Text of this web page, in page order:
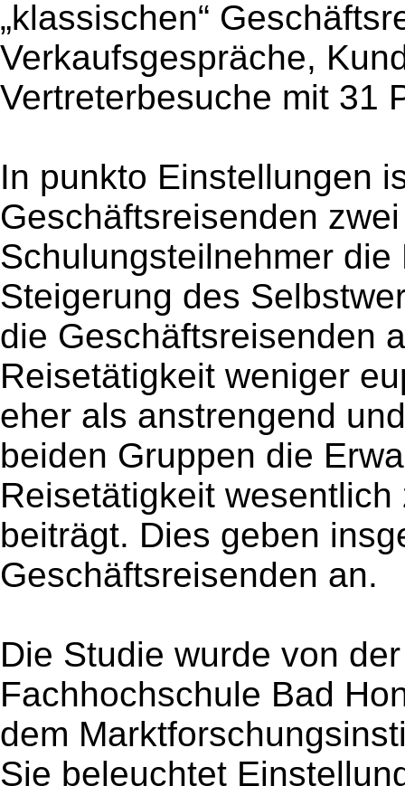
„klassischen“
Verkaufsgespräche,
Vertreterbesuche mit 31
In punkto Einstellungen
Geschäftsreisenden
Schulungsteilnehmer
Steigerung des
die Geschäftsreisenden
Reisetätigkeit weniger
eher als anstrengend
beiden Gruppen die
Reisetätigkeit
beiträgt. Dies geben
Geschäftsreisenden an.
Die Studie wurde von
Fachhochschule Bad
dem
Sie beleuchtet